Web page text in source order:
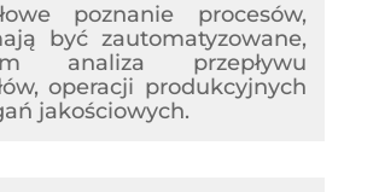
poznanie procesów,
być zautomatyzowane,
analiza przepływu
operacji produkcyjnych
jakościowych.